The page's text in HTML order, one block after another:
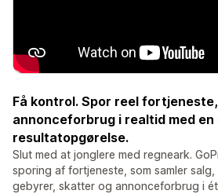
Få kontrol. Spor reel
annonceforbrug i realtid med en
resultatopgørelse.
Slut med at jonglere med regneark.
sporing af fortjeneste, som samler
gebyrer, skatter og annonceforbrug i